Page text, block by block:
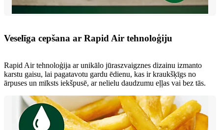
Veselīga cepšana ar Rapid Air tehnoloģiju
Rapid Air tehnoloģija ar unikālo jūraszvaigznes dizainu izmanto
karstu gaisu, lai pagatavotu gardu ēdienu, kas ir kraukšķīgs no
ārpuses un mīksts iekšpusē, ar nelielu daudzumu eļļas vai bez tās.